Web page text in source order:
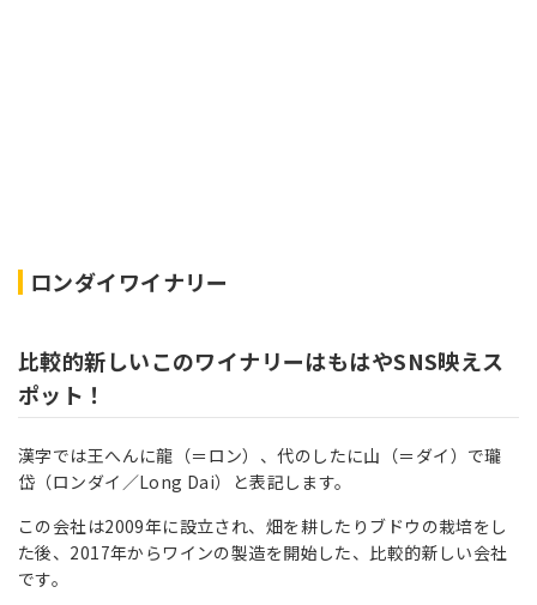
ロンダイワイナリー
比較的新しいこのワイナリーはもはやSNS映えス
ポット！
漢字では王へんに龍（＝ロン）、代のしたに山（＝ダイ）で瓏
岱（ロンダイ／Long Dai）と表記します。
この会社は2009年に設立され、畑を耕したりブドウの栽培をし
た後、2017年からワインの製造を開始した、比較的新しい会社
です。